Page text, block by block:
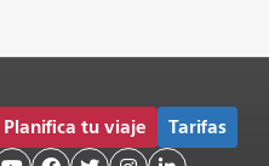
Planifica tu viaje Tarifas